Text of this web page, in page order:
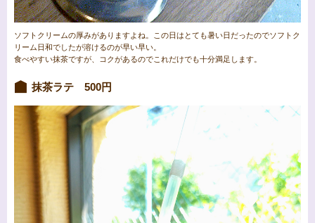
ソフトクリームの厚みがありますよね。この日はとても暑い日だったのでソフトク
リーム日和でしたが溶けるのが早い早い。
食べやすい抹茶ですが、コクがあるのでこれだけでも十分満足します。
抹茶ラテ 500円